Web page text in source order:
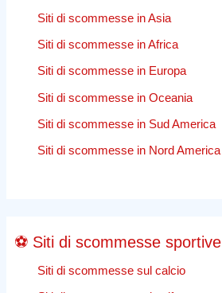
Siti di scommesse in Asia
Siti di scommesse in Africa
Siti di scommesse in Europa
Siti di scommesse in Oceania
Siti di scommesse in Sud America
Siti di scommesse in Nord America
⚽ Siti di scommesse sportive
Siti di scommesse sul calcio